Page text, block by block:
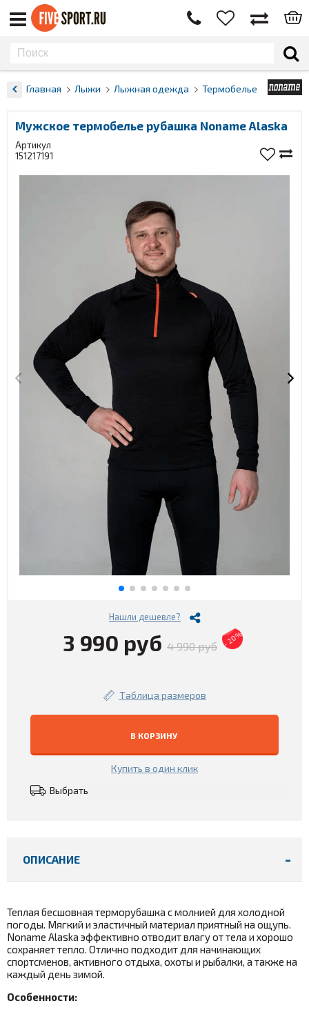
Главная Лыжи Лыжная одежда Термобелье
Мужское термобелье рубашка Noname Alaska
Артикул
151217191
Нашли дешевле?
3 990 руб 4 990 руб - 20%
Таблица размеров
В КОРЗИНУ
Купить в один клик
Выбрать
ОПИСАНИЕ
Теплая бесшовная терморубашка с молнией для холодной
погоды. Мягкий и эластичный материал приятный на ощупь.
Noname Alaska эффективно отводит влагу от тела и хорошо
сохраняет тепло. Отлично подходит для начинающих
спортсменов, активного отдыха, охоты и рыбалки, а также на
каждый день зимой.
Особенности: